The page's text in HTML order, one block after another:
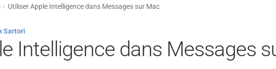
Utiliser Apple Intelligence dans Messages sur Mac
Sartori
Intelligence dans Messages